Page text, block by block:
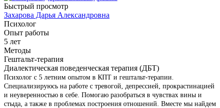
Быстрый просмотр
Захарова Дарья Александровна
Психолог
Опыт работы
5 лет
Методы
Гештальт-терапия
Диалектическая поведенческая терапия (ДБТ)
Психолог с 5 летним опытом в КПТ и гештальт-терапии.
Специализируюсь на работе с тревогой, депрессией, прокрастинацией
и неуверенностью в себе. Помогаю разобраться в чувствах вины и
стыда, а также в проблемах построения отношений. Вместе мы найдем